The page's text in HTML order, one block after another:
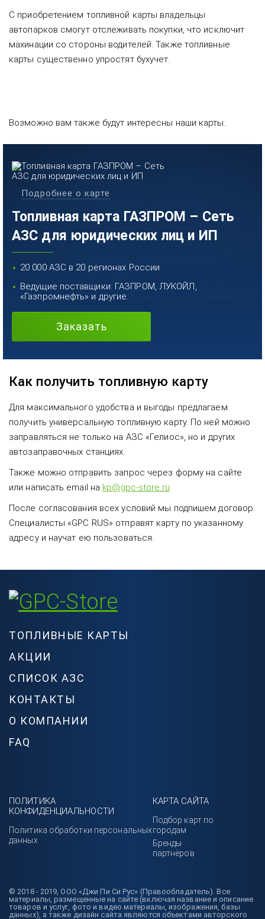
С приобретением топливной карты владельцы
автопарков смогут отслеживать покупки, что исключит
махинации со стороны водителей. Также топливные
карты существенно упростят бухучет.
Возможно вам также будут интересны наши карты:
Топливная карта ГАЗПРОМ – Сеть
АЗС для юридических лиц и ИП
20 000 АЗС в 20 регионах России
Ведущие поставщики: ГАЗПРОМ, ЛУКОЙЛ,
«Газпромнефть» и другие.
Заказать
Подробнее о карте
Как получить топливную карту
Для максимального удобства и выгоды предлагаем
получить универсальную топливную карту. По ней можно
заправляться не только на АЗС «Гелиос», но и других
автозаправочных станциях.
Также можно отправить запрос через форму на сайте
или написать email на kp@gpc-store.ru.
После согласования всех условий мы подпишем договор.
Специалисты «GPC RUS» отправят карту по указанному
адресу и научат ею пользоваться.
ТОПЛИВНЫЕ КАРТЫ
АКЦИИ
СПИСОК АЗС
КОНТАКТЫ
О КОМПАНИИ
FAQ
© 2018 - 2019, ООО «Джи Пи Си Рус» (Правообладатель). Все
материалы, размещенные на сайте (включая название и описание
товаров и услуг, фото и видео материалы, изображения, базы
данных), а также дизайн сайта являются объектами авторского
ПОЛИТИКА
КОНФИДЕНЦИАЛЬНОСТИ
Политика обработки персональных
данных
КАРТА САЙТА
Подбор карт по
городам
Бренды
партнёров